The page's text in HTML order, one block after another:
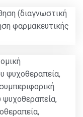
(διαγνωστική
φαρμακευτικής
ψυχοθεραπεία,
ψυχοθεραπεία,